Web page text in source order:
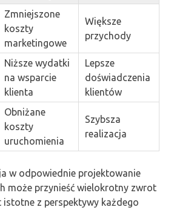
Zmniejszone
koszty
marketingowe
Większe
przychody
Niższe wydatki
na wsparcie
klienta
Lepsze
doświadczenia
klientów
Obniżane
koszty
uruchomienia
Szybsza
realizacja
w odpowiednie projektowanie
może przynieść wielokrotny zwrot
istotne z perspektywy każdego